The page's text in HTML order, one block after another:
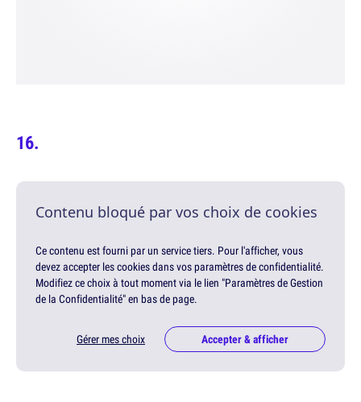
Contenu bloqué par vos choix de cookies
Ce contenu est fourni par un service tiers. Pour l'afficher, vous
devez accepter les cookies dans vos paramètres de confidentialité.
Modifiez ce choix à tout moment via le lien "Paramètres de Gestion
de la Confidentialité" en bas de page.
Gérer mes choix Accepter & afficher